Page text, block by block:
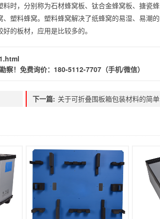
时，分别称为石材蜂窝板、钛合金蜂窝板、搪瓷
塑料蜂窝。塑料蜂窝解决了纸蜂窝的易湿、易潮
的板材，应用是比较多的。
察！免费询价： 180-5112-7707 （手机/微信）
下一篇: 关于可折叠围板箱包装材料的简